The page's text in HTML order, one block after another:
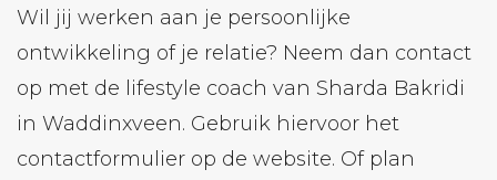
Wil jij werken aan je persoonlijke
ontwikkeling of je relatie? Neem dan contact
op met de lifestyle coach van Sharda Bakridi
in Waddinxveen. Gebruik hiervoor het
contactformulier op de website. Of plan